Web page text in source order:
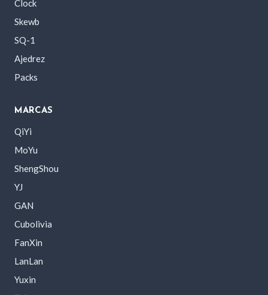
Clock
Skewb
SQ-1
Ajedrez
Packs
MARCAS
QiYi
MoYu
ShengShou
YJ
GAN
Cubolivia
FanXin
LanLan
Yuxin